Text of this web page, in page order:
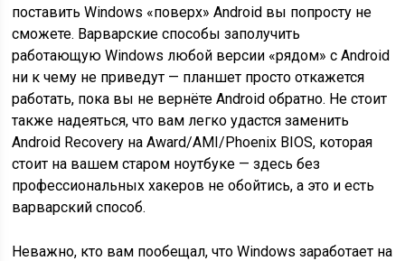
поставить Windows «поверх» Android вы попросту не
сможете. Варварские способы заполучить
работающую Windows любой версии «рядом» с Android
ни к чему не приведут — планшет просто откажется
работать, пока вы не вернёте Android обратно. Не стоит
также надеяться, что вам легко удастся заменить
Android Recovery на Award/AMI/Phoenix BIOS, которая
стоит на вашем старом ноутбуке — здесь без
профессиональных хакеров не обойтись, а это и есть
варварский способ.
Неважно, кто вам пообещал, что Windows заработает на